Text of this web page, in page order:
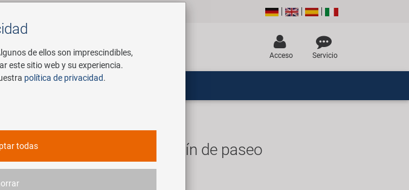
Buscar
Acceso Servicio
Servicio
VELO Flex DC sillín de paseo
de ellos son imprescindibles,
este sitio web y su experiencia.
política de privacidad.
todas